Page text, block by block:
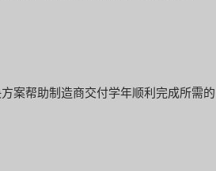
案帮助制造商交付学年顺利完成所需的